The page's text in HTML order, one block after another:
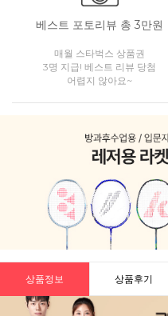
베스트 포토리뷰 총 3만원
매월 스타벅스 상품권
3명 지급! 베스트 리뷰 당첨
어렵지 않아요~
상품정보 상품후기